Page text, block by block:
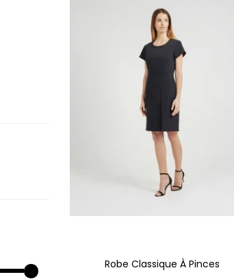
Robe Classique À Pinces